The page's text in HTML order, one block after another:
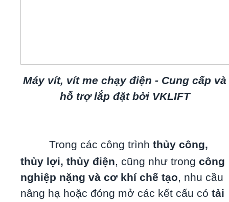
Máy vít, vít me chạy điện - Cung cấp và
hỗ trợ lắp đặt bởi VKLIFT
Trong các công trình thủy công,
thủy lợi, thủy điện, cũng như trong công
nghiệp nặng và cơ khí chế tạo, nhu cầu
nâng hạ hoặc đóng mở các kết cấu có tải